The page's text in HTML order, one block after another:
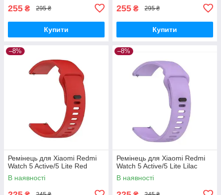
255 ₴ 295 ₴
Купити
255 ₴ 295 ₴
Купити
–8%
Ремінець для Xiaomi Redmi
Watch 5 Active/5 Lite Red
В наявності
–8%
Ремінець для Xiaomi Redmi
Watch 5 Active/5 Lite Lilac
В наявності